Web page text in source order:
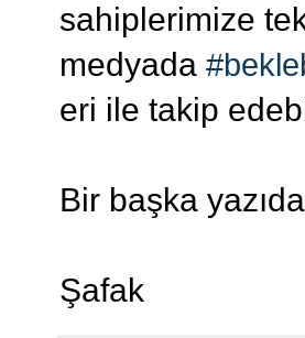
sahiplerimize
medyada
eri ile takip
Bir başka
Şafak